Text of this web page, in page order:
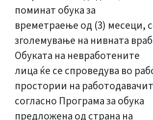
поминат обука за
времетраење од (3) месеци,
зголемување на нивната
Обуката на невработените
лица ќе се спроведува во
простории на
согласно Програма за обука
предложена од страна на